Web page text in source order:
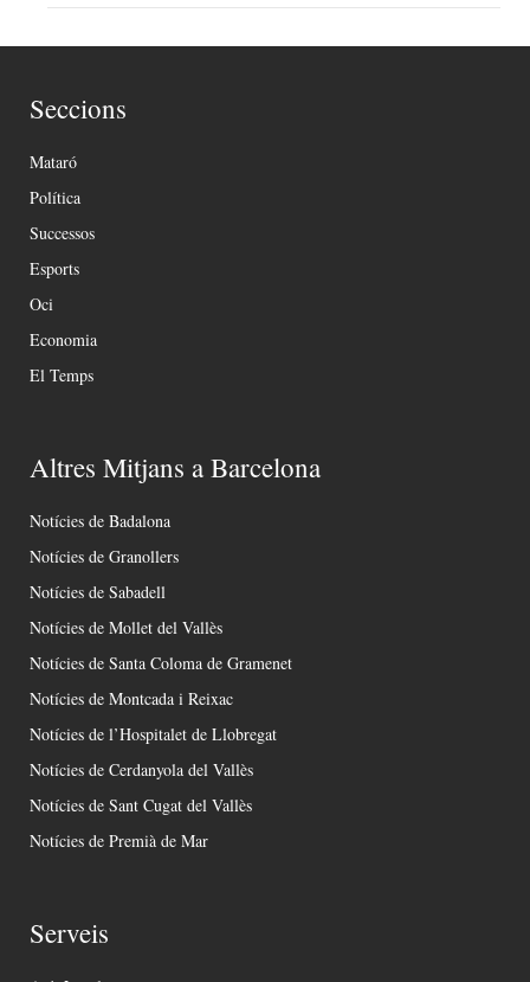
Seccions
Mataró
Política
Successos
Esports
Oci
Economia
El Temps
Altres Mitjans a Barcelona
Notícies de Badalona
Notícies de Granollers
Notícies de Sabadell
Notícies de Mollet del Vallès
Notícies de Santa Coloma de Gramenet
Notícies de Montcada i Reixac
Notícies de l’Hospitalet de Llobregat
Notícies de Cerdanyola del Vallès
Notícies de Sant Cugat del Vallès
Notícies de Premià de Mar
Serveis